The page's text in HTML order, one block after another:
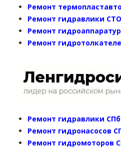
Ремонт
Ремонт гидравлики
Ремонт
Ремонт
Ремонт гидравлики СПб
Ремонт гидронасосов
Ремонт гидромоторов